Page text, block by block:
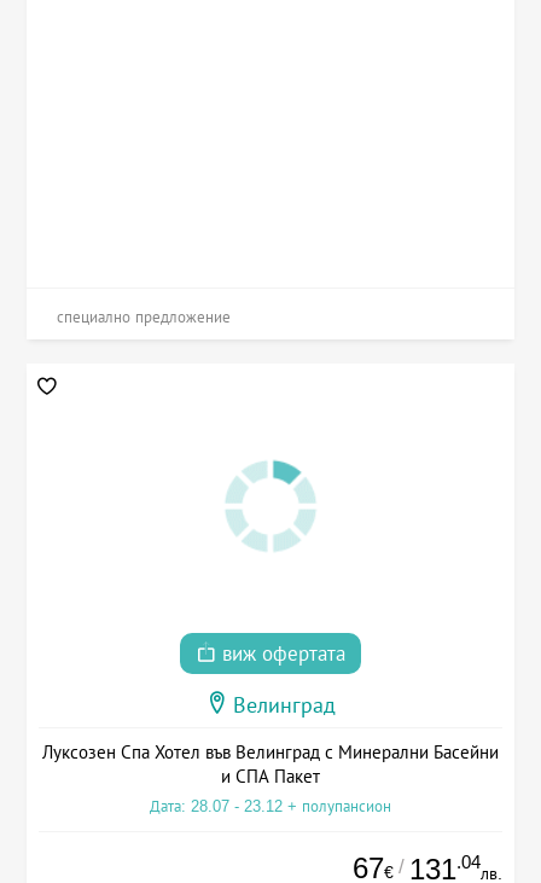
специално предложение
виж офертата
Велинград
Луксозен Спа Хотел във Велинград с Минерални Басейни
и СПА Пакет
Дата: 28.07 - 23.12 + полупансион
67€ / 131.04
лв.